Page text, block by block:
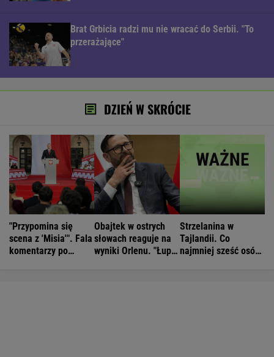
Brat Grbicia radzi mu nie wracać do Serbii. "To
przerażające"
DZIEŃ W SKRÓCIE
"Przypomina się
scena z 'Misia'". Fala
komentarzy po
Obajtek w ostrych
słowach reaguje na
wyniki Orlenu. "Łupi
Strzelanina w
Tajlandii. Co
najmniej sześć osób